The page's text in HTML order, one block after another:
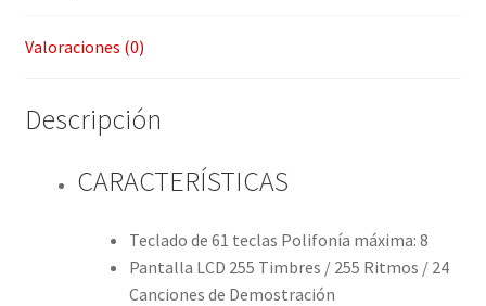
Valoraciones (0)
Descripción
CARACTERÍSTICAS
Teclado de 61 teclas Polifonía máxima: 8
Pantalla LCD 255 Timbres / 255 Ritmos / 24
Canciones de Demostración